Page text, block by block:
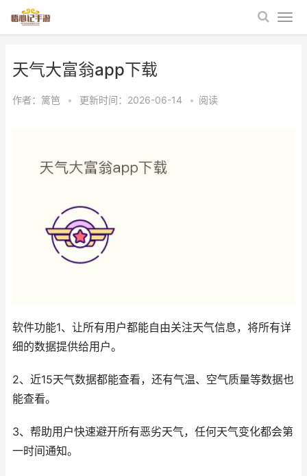
天气大富翁app下载
作者： 篱笆 • 更新时间：2026-06-14 • 阅读
软件功能1、让所有用户都能自由关注天气信息，将所有详
细的数据提供给用户。
2、近15天气数据都能查看，还有气温、空气质量等数据也
能查看。
3、帮助用户快速避开所有恶劣天气，任何天气变化都会第
一时间通知。